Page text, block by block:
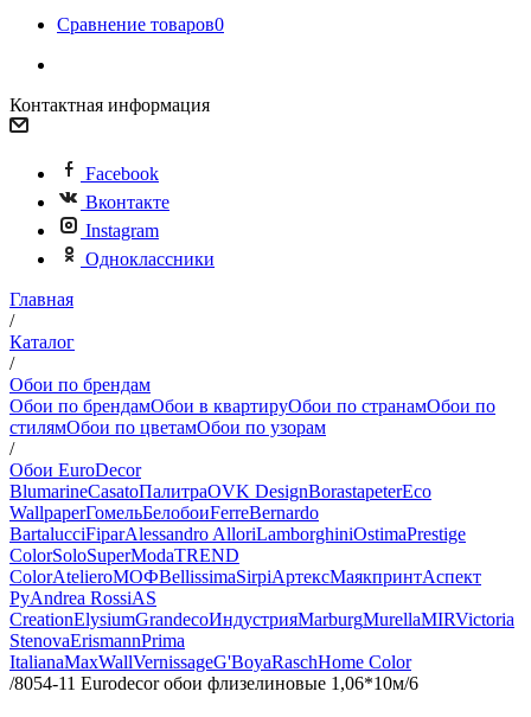
Сравнение товаров0
Контактная информация
Facebook
Вконтакте
Instagram
Одноклассники
Главная
/
Каталог
/
Обои по брендам
Обои по брендамОбои в квартируОбои по странамОбои по
стилямОбои по цветамОбои по узорам
/
Обои EuroDecor
BlumarineCasatoПалитраOVK DesignBorastapeterEco
WallpaperГомельБелобоиFerreBernardo
BartalucciFiparAlessandro AlloriLamborghiniOstimaPrestige
ColorSoloSuperModaTREND
ColorAtelieroМОФBellissimaSirpiАртексМаякпринтАспект
РуAndrea RossiAS
CreationElysiumGrandecoИндустрияMarburgMurellaMIRVictoria
StenovaErismannPrima
ItalianaMaxWallVernissageG'BoyaRaschHome Color
/8054-11 Eurodecor обои флизелиновые 1,06*10м/6